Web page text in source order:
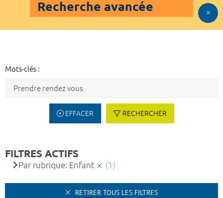
Recherche avancée
Mots-clés :
EFFACER RECHERCHER
FILTRES ACTIFS
Par rubrique: Enfant (1)
RETIRER TOUS LES FILTRES